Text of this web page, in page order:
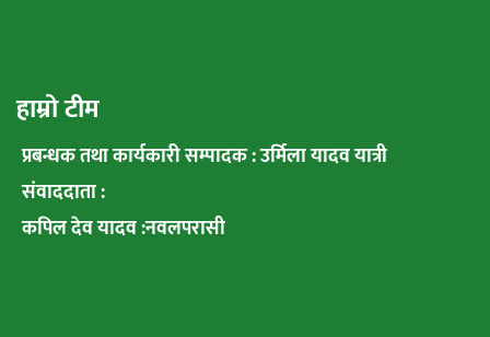
हाम्रो टीम
प्रबन्धक तथा कार्यकारी सम्पादक : उर्मिला यादव यात्री
संवाददाता :
कपिल देव यादव :नवलपरासी